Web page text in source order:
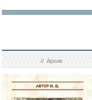
//Архив